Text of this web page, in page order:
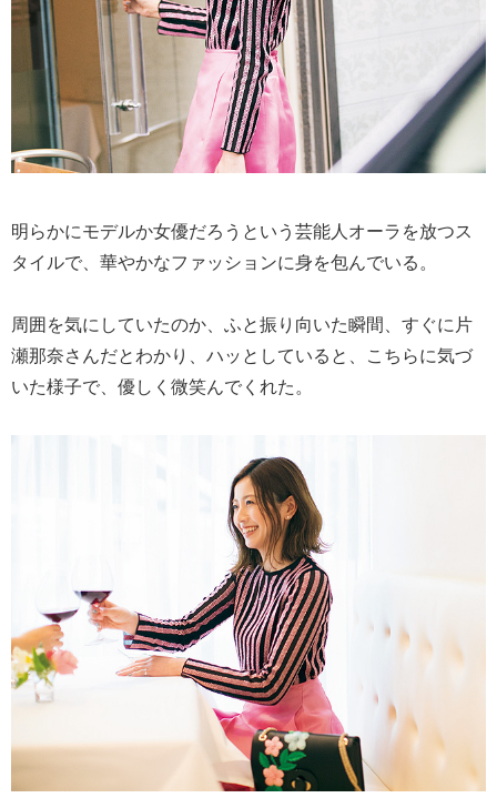
明らかにモデルか女優だろうという芸能人オーラを放つス
タイルで、華やかなファッションに身を包んでいる。
周囲を気にしていたのか、ふと振り向いた瞬間、すぐに片
瀬那奈さんだとわかり、ハッとしていると、こちらに気づ
いた様子で、優しく微笑んでくれた。